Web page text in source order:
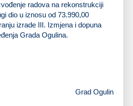
radova na rekonstrukciji
dio u iznosu od 73.990,00
izrade III. Izmjena i dopuna
Grada Ogulina.
Grad Ogulin